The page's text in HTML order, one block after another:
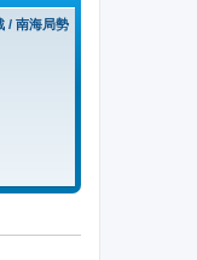
/ 南海局勢